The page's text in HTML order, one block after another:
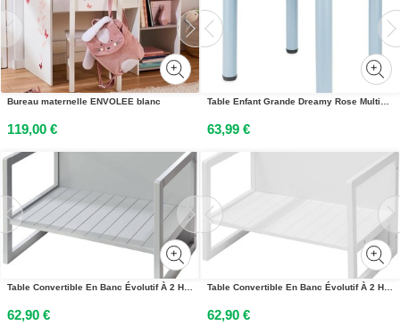
Bureau maternelle ENVOLEE blanc
119,00 €
Table Enfant Grande Dreamy Rose Multicolore
63,99 €
Table Convertible En Banc Évolutif À 2 Hauteurs Dassise Gris
62,90 €
Table Convertible En Banc Évolutif À 2 Hauteurs Dassise Blanc
62,90 €